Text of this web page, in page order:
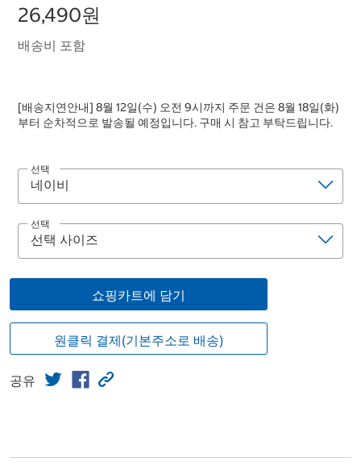
26,490원
배송비 포함
[배송지연안내] 8월 12일(수) 오전 9시까지 주문 건은 8월 18일(화)
부터 순차적으로 발송될 예정입니다. 구매 시 참고 부탁드립니다.
선택
선택
쇼핑카트에 담기
원클릭 결제(기본주소로 배송)
공유